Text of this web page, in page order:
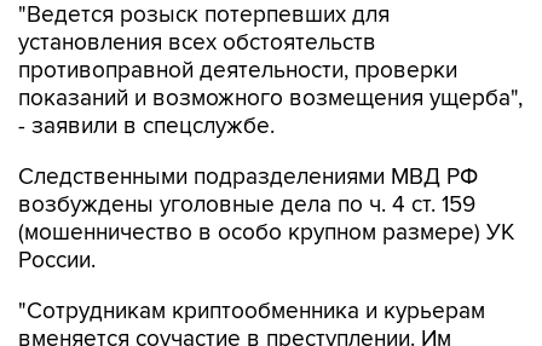
"Ведется розыск потерпевших для
установления всех обстоятельств
противоправной деятельности, проверки
показаний и возможного возмещения ущерба",
- заявили в спецслужбе.
Следственными подразделениями МВД РФ
возбуждены уголовные дела по ч. 4 ст. 159
(мошенничество в особо крупном размере) УК
России.
"Сотрудникам криптообменника и курьерам
вменяется соучастие в преступлении. Им